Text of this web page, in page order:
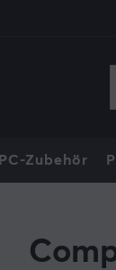
PC-Zubehör